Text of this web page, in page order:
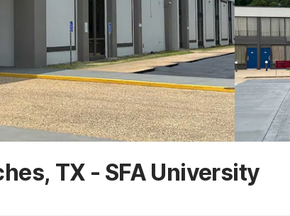
TX - SFA University